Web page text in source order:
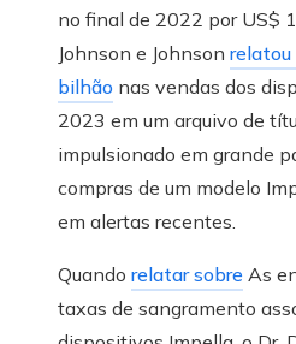
no final de 2022 por US$
Johnson e Johnson relatou
bilhão nas vendas dos
2023 em um arquivo de
impulsionado em grande
compras de um modelo
em alertas recentes.
Quando relatar sobre As
taxas de sangramento